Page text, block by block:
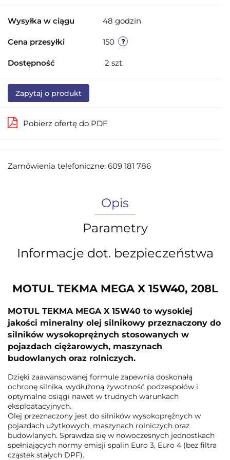
Wysyłka w ciągu 48 godzin
Cena przesyłki 150
Dostępność 2 szt.
Zapytaj o produkt
Pobierz ofertę do PDF
Zamówienia telefoniczne: 609 181 786
Opis
Parametry
Informacje dot. bezpieczeństwa
MOTUL TEKMA MEGA X 15W40, 208L
MOTUL TEKMA MEGA X 15W40 to wysokiej
jakości mineralny olej silnikowy przeznaczony do
silników wysokoprężnych stosowanych w
pojazdach ciężarowych, maszynach
budowlanych oraz rolniczych.
Dzięki zaawansowanej formule zapewnia doskonałą
ochronę silnika, wydłużoną żywotność podzespołów i
optymalne osiągi nawet w trudnych warunkach
eksploatacyjnych.
Olej przeznaczony jest do silników wysokoprężnych w
pojazdach użytkowych, maszynach rolniczych oraz
budowlanych. Sprawdza się w nowoczesnych jednostkach
spełniających normy emisji spalin Euro 3, Euro 4 (bez filtra
cząstek stałych DPF).